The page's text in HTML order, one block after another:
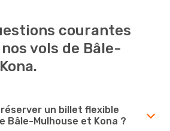
courantes
vols de Bâle-
un billet flexible
Bâle-Mulhouse et Kona ?